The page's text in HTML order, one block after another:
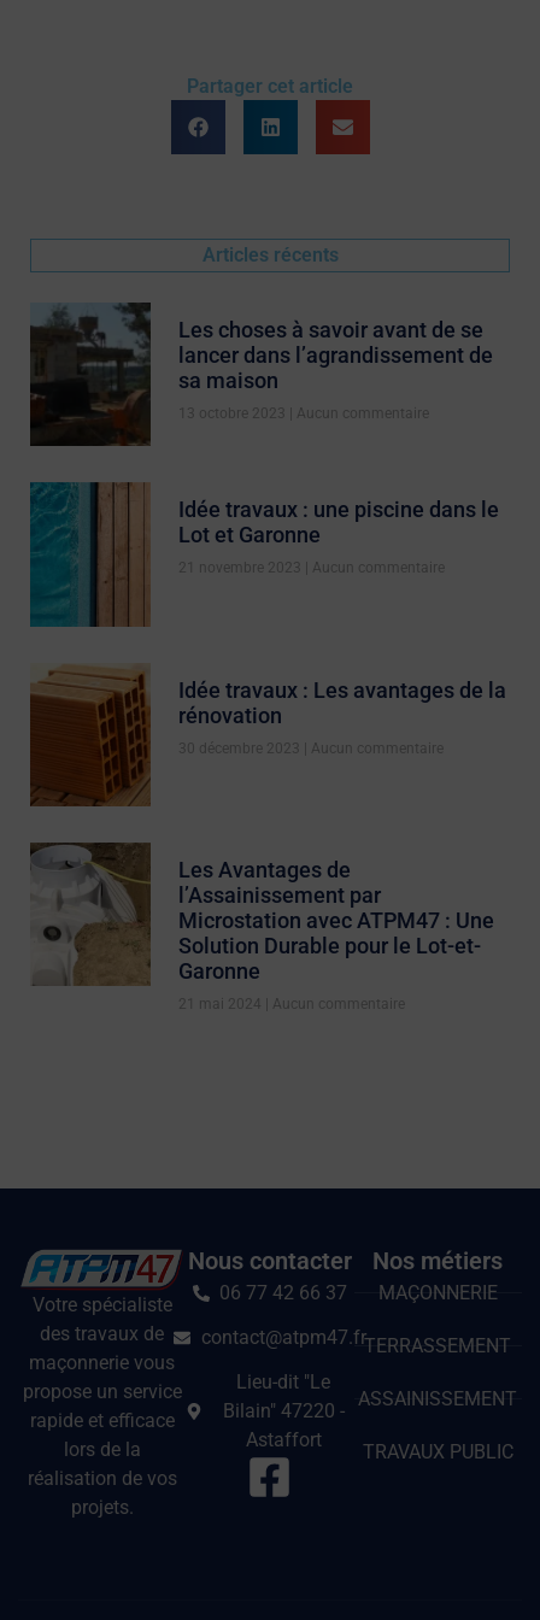
Partager cet article
Articles récents
Les choses à savoir avant de se
lancer dans l’agrandissement de
sa maison
13 octobre 2023 Aucun commentaire
Idée travaux : une piscine dans le
Lot et Garonne
21 novembre 2023 Aucun commentaire
Idée travaux : Les avantages de la
rénovation
30 décembre 2023 Aucun commentaire
Les Avantages de
l’Assainissement par
Microstation avec ATPM47 : Une
Solution Durable pour le Lot-et-
Garonne
21 mai 2024 Aucun commentaire
Votre spécialiste
des travaux de
maçonnerie vous
propose un service
rapide et efficace
lors de la
réalisation de vos
projets.
Nous contacter
06 77 42 66 37
contact@atpm47.fr
Lieu-dit "Le
Bilain" 47220 -
Astaffort
Nos métiers
MAÇONNERIE
TERRASSEMENT
ASSAINISSEMENT
TRAVAUX PUBLIC